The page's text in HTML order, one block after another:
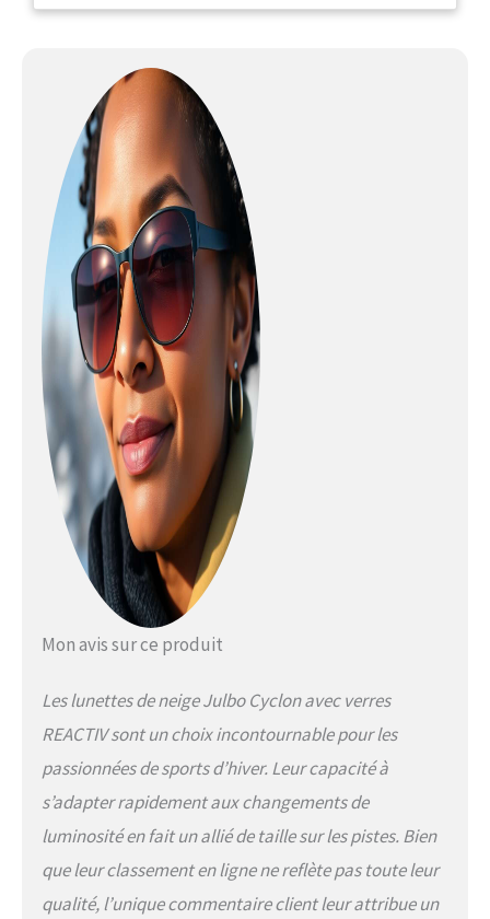
ouvert et des spécifications de
Largeur des verres (mm) : 170,
Poids : 120 g. Ventilation : la
ventilation intégrée dans le cadre
fournit juste assez de circulation
de l'air pour éviter la buée.
Lentille 1-3 REACTIV HIGH
CONTRAST : lentille
photochromique avec une teinte
ambrée qui accentue le terrain,
améliore la perception de la
profondeur et réduit la fatigue
oculaire afin que vous puissiez
mieux lire le terrain tout en vous
déplaçant rapidement. Convient
pour toutes les conditions de
haute montagne, ski et freeride.
Taux de transmission de la
lumière visible : 17 % - 75 %.
Ajustement : sangle entièrement
en silicone avec réglage décalé
ajustement optimal, avec une
la peau. Le Cyclon est une version
plus petite du Cyrius. JULBO
Patrimoine : depuis 1888, Julbo
développe des lunettes de soleil
et des verres de la plus haute
qualité, en mettant l'accent sur
l'artisanat, la durabilité et la
fonctionnalité. Julbo poursuit la
tradition de créer des lunettes
haut de gamme avec un
Mon avis sur ce produit
Les lunettes de neige Julbo Cyclon avec verres
REACTIV sont un choix incontournable pour les
passionnées de sports d’hiver. Leur capacité à
s’adapter rapidement aux changements de
luminosité en fait un allié de taille sur les pistes. Bien
que leur classement en ligne ne reflète pas toute leur
qualité, l’unique commentaire client leur attribue un